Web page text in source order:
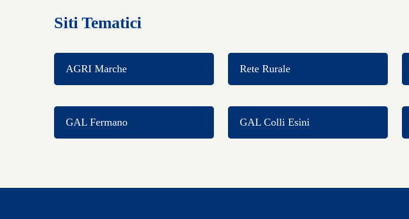
Siti Tematici
AGRI Marche Rete Rurale
GAL Fermano GAL Colli Esini